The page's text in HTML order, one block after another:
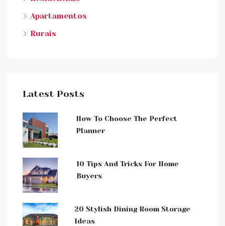
Apartamentos
Rurais
Latest Posts
How To Choose The Perfect
Planner
10 Tips And Tricks For Home
Buyers
20 Stylish Dining Room Storage
Ideas